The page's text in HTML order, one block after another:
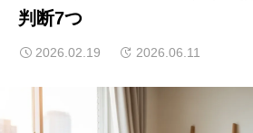
判断7つ
2026.02.19 2026.06.11